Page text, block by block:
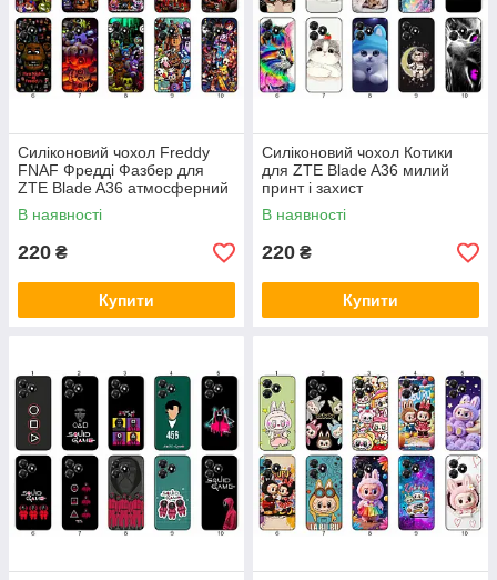
Силіконовий чохол Freddy
FNAF Фредді Фазбер для
ZTE Blade A36 атмосферний
принт і захист
В наявності
220 ₴
Купити
Силіконовий чохол Котики
для ZTE Blade A36 милий
принт і захист
В наявності
220 ₴
Купити